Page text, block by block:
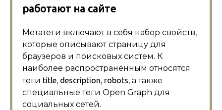
работают на сайте
Метатеги включают в себя набор свойств,
которые описывают страницу для
браузеров и поисковых систем. К
наиболее распространённым относятся
теги title, description, robots, а также
специальные теги Open Graph для
социальных сетей.